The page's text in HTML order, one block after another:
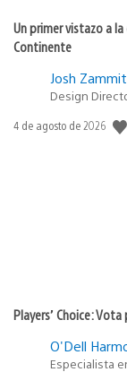
Un primer vistazo a
Continente
Josh Zammit
Design
Fecha
4 de agosto de 2026
Players’ Choice:
O'Dell
Especialista